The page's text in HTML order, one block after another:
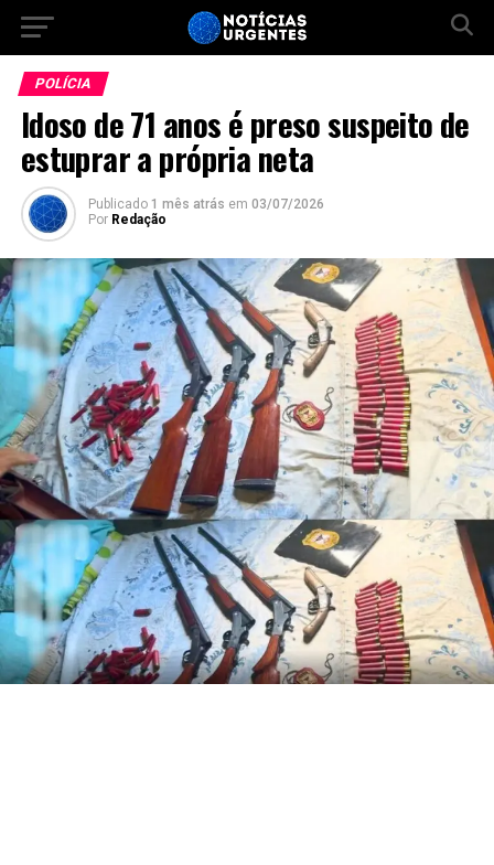
POLÍCIA
Idoso de 71 anos é preso suspeito de
estuprar a própria neta
Publicado 1 mês atrás em 03/07/2026
Por Redação